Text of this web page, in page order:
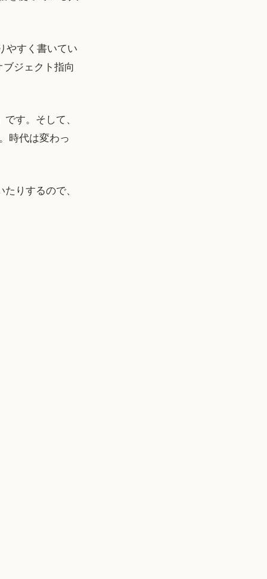
やすく書いてい
ジェクト指向
す。そして、
時代は変わっ
りするので、